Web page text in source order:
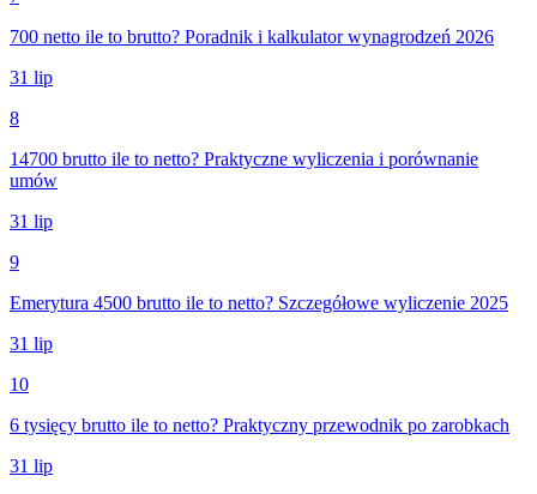
700 netto ile to brutto? Poradnik i kalkulator wynagrodzeń 2026
31 lip
8
14700 brutto ile to netto? Praktyczne wyliczenia i porównanie
umów
31 lip
9
Emerytura 4500 brutto ile to netto? Szczegółowe wyliczenie 2025
31 lip
10
6 tysięcy brutto ile to netto? Praktyczny przewodnik po zarobkach
31 lip